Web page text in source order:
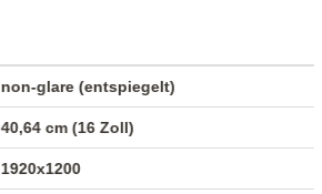
non-glare (entspiegelt)
40,64 cm (16 Zoll)
1920x1200